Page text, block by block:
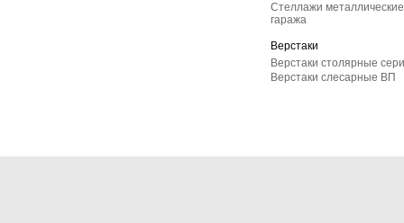
Стеллажи
гаража
Верстаки
Верстаки столярные
Верстаки слесарные ВП